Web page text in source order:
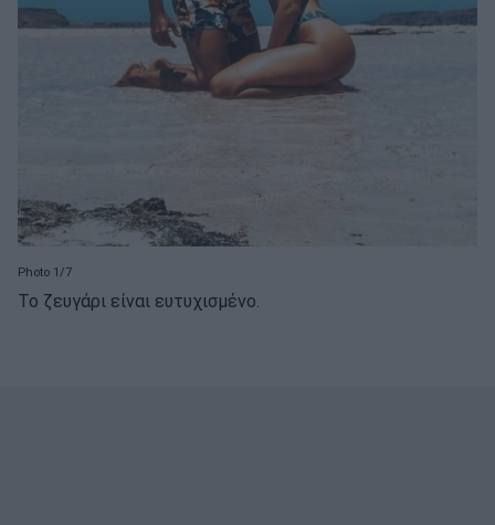
Photo 1/7
Το ζευγάρι είναι ευτυχισμένο.